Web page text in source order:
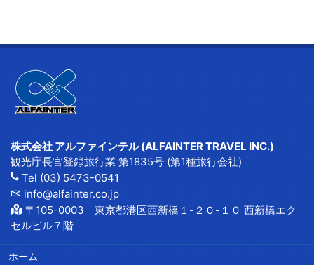
株式会社 アルファインテル (ALFAINTER TRAVEL INC.)
観光庁長官登録旅行業 第1835号 (第1種旅行会社)
Tel (03) 5473-0541
info@alfainter.co.jp
〒105-0003 東京都港区西新橋１-２０-１０ 西新橋エク
セルビル７階
ホーム